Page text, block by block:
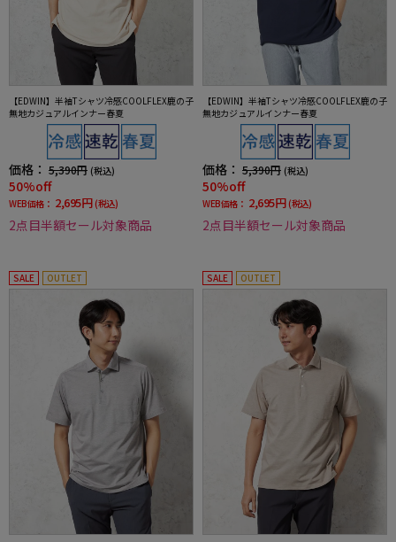
【EDWIN】半袖Tシャツ冷感COOLFLEX鹿の子
無地カジュアルインナー春夏
価格： 5,390円 (税込)
50%off
WEB価格： 2,695円 (税込)
2点目半額セール対象商品
【EDWIN】半袖Tシャツ冷感COOLFLEX鹿の子
無地カジュアルインナー春夏
価格： 5,390円 (税込)
50%off
WEB価格： 2,695円 (税込)
2点目半額セール対象商品
SALE OUTLET SALE OUTLET